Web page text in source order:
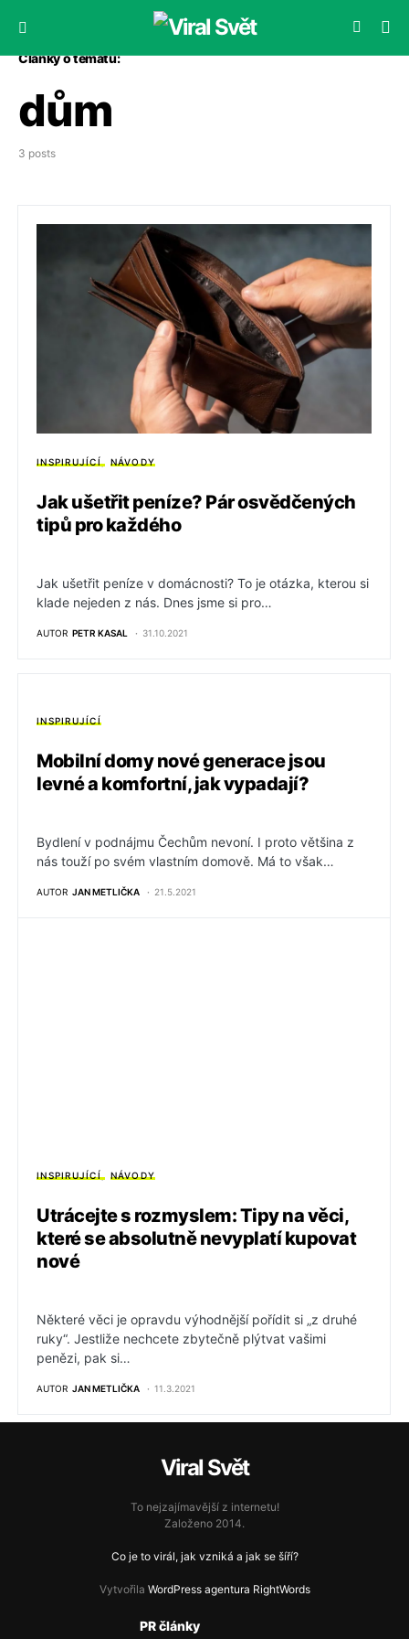
Články o tématu:
dům
3 posts
INSPIRUJÍCÍ NÁVODY
Jak ušetřit peníze? Pár osvědčených
tipů pro každého
Jak ušetřit peníze v domácnosti? To je otázka, kterou si
klade nejeden z nás. Dnes jsme si pro…
AUTOR PETR KASAL 31.10.2021
INSPIRUJÍCÍ
Mobilní domy nové generace jsou
levné a komfortní, jak vypadají?
Bydlení v podnájmu Čechům nevoní. I proto většina z
nás touží po svém vlastním domově. Má to však…
AUTOR JAN METLIČKA 21.5.2021
INSPIRUJÍCÍ NÁVODY
Utrácejte s rozmyslem: Tipy na věci,
které se absolutně nevyplatí kupovat
nové
Některé věci je opravdu výhodnější pořídit si „z druhé
ruky“. Jestliže nechcete zbytečně plýtvat vašimi
penězi, pak si…
AUTOR JAN METLIČKA 11.3.2021
Viral Svět
To nejzajímavější z internetu!
Založeno 2014.
Co je to virál, jak vzniká a jak se šíří?
Vytvořila WordPress agentura RightWords
PR články